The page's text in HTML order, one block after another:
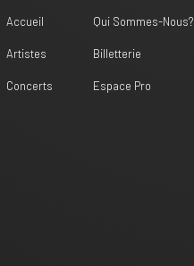
Accueil
Artistes
Concerts
Qui Sommes-Nous?
Billetterie
Espace Pro